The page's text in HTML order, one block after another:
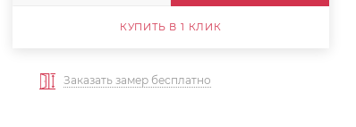
КУПИТЬ В 1 КЛИК
Заказать замер бесплатно